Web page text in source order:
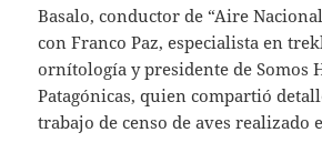
Basalo, conductor de “Aire
con Franco Paz, especialista en
ornítología y presidente de Somos
Patagónicas, quien compartió
trabajo de censo de aves realizado